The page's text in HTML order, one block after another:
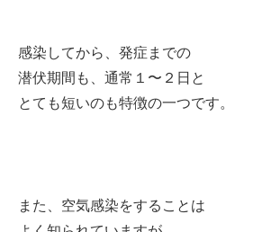
感染してから、発症までの
潜伏期間も、通常１〜２日と
とても短いのも特徴の一つです。
また、空気感染をすることは